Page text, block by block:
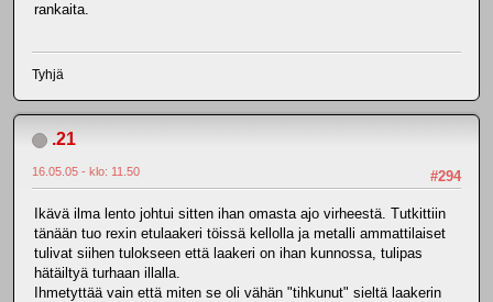
rankaita.
Tyhjä
.21
#294
16.05.05 - klo: 11.50
Ikävä ilma lento johtui sitten ihan omasta ajo virheestä. Tutkittiin
tänään tuo rexin etulaakeri töissä kellolla ja metalli ammattilaiset
tulivat siihen tulokseen että laakeri on ihan kunnossa, tulipas
hätäiltyä turhaan illalla.
Ihmetyttää vain että miten se oli vähän "tihkunut" sieltä laakerin